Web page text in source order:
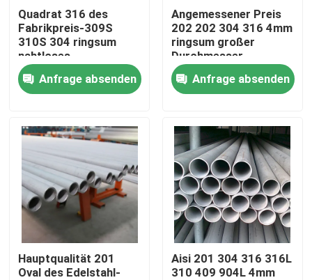
Produkte
Videos
Edelstahl-Spule
Edelstahlstreifen
Edelstahlblech-Platte
dekoratives Blatt des Edelstahls
Edelstahl gegen Gelbfärbung
Quadrat 316 des
Fabrikpreis-309S
310S 304 ringsum
nahtloses
kaltbezogenes
Stahlrohr-Rohr
Anfrage absenden
Angemessener Preis
202 202 304 316 4mm
ringsum großer
Durchmesser
Edelstahl-nahtloses
Rohr-Schläuche
Anfrage absenden
Hauptqualität 201
Oval des Edelstahl-
Aisi 201 304 316 316L
310 409 904L 4mm